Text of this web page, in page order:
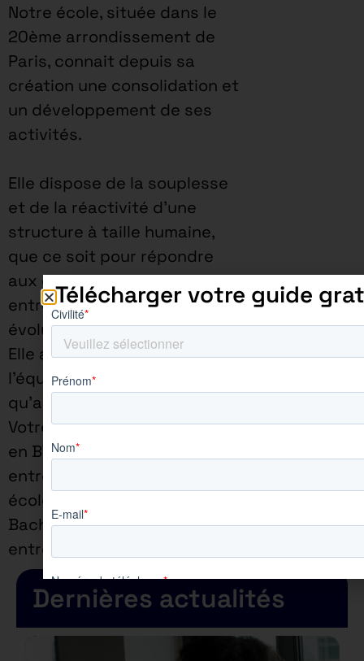
Notre école, située dans le
20ème arrondissement de
Paris, connait depuis sa
création une consolidation et
un développement de ses
activités.
Elle dispose de la souplesse
et de la réactivité d’une
structure à taille humaine,
que ce soit pour répondre
aux demandes des
entreprises ou pour faire
évoluer sa pédagogie.
Elle assure une proximité à
l’équipe enseignante ainsi
qu’aux apprenants.
Votre rythme d’alternance
en BTS est de 3 jours en
entreprise / 2 jours en
école et si vous êtes en
Bachelor étant de 4 jours en
entreprise / 1 jour en école
Dernières actualités
Télécharger votre guide